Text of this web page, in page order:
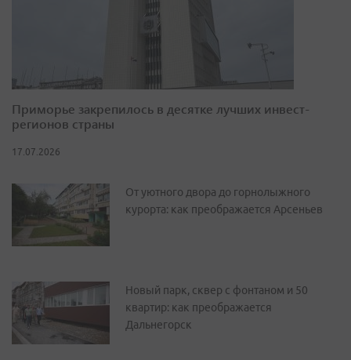
Приморье закрепилось в десятке лучших инвест-
регионов страны
17.07.2026
От уютного двора до горнолыжного
курорта: как преображается Арсеньев
Новый парк, сквер с фонтаном и 50
квартир: как преображается
Дальнегорск